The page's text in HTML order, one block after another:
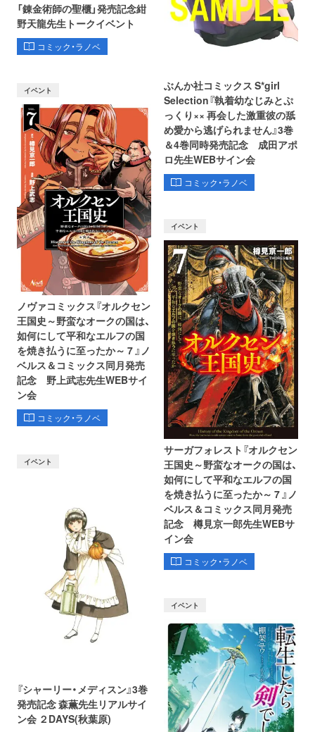
「錬金術師の聖櫃」発売記念紺
野天龍先生トークイベント
コミック・ラノベ
ぶんか社コミックス S*girl
Selection『執着幼なじみとぷ
っくり×× 再会した激重彼の舐
め愛から逃げられません』3巻
＆4巻同時発売記念 成田アポ
ロ先生WEBサイン会
コミック・ラノベ
イベント
ノヴァコミックス『オルクセン
王国史～野蛮なオークの国は、
如何にして平和なエルフの国
を焼き払うに至ったか～ 7 』ノ
ベルス＆コミックス同月発売
記念 野上武志先生WEBサイ
ン会
コミック・ラノベ
イベント
サーガフォレスト『オルクセン
王国史～野蛮なオークの国は、
如何にして平和なエルフの国
を焼き払うに至ったか～ 7 』ノ
ベルス＆コミックス同月発売
記念 樽見京一郎先生WEBサ
イン会
コミック・ラノベ
イベント
『シャーリー・メディスン』3巻
発売記念 森薫先生リアルサイ
ン会 ２DAYS(秋葉原)
イベント